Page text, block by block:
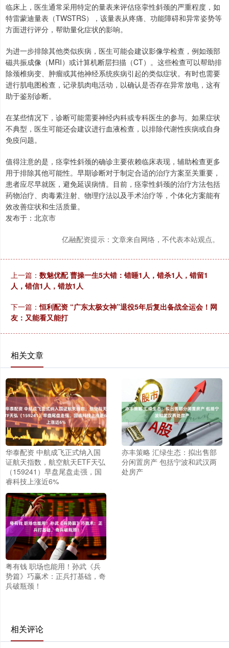
临床上，医生通常采用特定的量表来评估痉挛性斜颈的严重程度，如
特雷蒙迪量表（TWSTRS），该量表从疼痛、功能障碍和异常姿势等
方面进行评分，帮助量化症状的影响。
为进一步排除其他类似疾病，医生可能会建议影像学检查，例如颈部
磁共振成像（MRI）或计算机断层扫描（CT）。这些检查可以帮助排
除颈椎病变、肿瘤或其他神经系统疾病引起的类似症状。有时也需要
进行肌电图检查，记录肌肉电活动，以确认是否存在异常放电，这有
助于鉴别诊断。
在某些情况下，诊断可能需要神经内科或专科医生的参与。如果症状
不典型，医生可能还会建议进行血液检查，以排除代谢性疾病或自身
免疫问题。
值得注意的是，痉挛性斜颈的确诊主要依赖临床表现，辅助检查更多
用于排除其他可能性。早期诊断对于制定合适的治疗方案至关重要，
患者应尽早就医，避免延误病情。目前，痉挛性斜颈的治疗方法包括
药物治疗、肉毒素注射、物理疗法以及手术治疗等，个体化方案能有
效改善症状和生活质量。
发布于：北京市
亿融配资提示：文章来自网络，不代表本站观点。
上一篇： 数魅优配 曹操一生5大错：错睡1人，错杀1人，错留1
人，错信1人，错放1人
下一篇：恒利配资 “广东太极女神”退役5年后复出备战全运会！网
友：又能看又能打
相关文章
华泰配资 中航成飞正式纳入国
证航天指数，航空航天ETF天弘
（159241）早盘尾盘走强，国
睿科技上涨近6%
亦丰策略 汇绿生态：拟出售部
分闲置房产 包括宁波和武汉两
处房产
粤有钱 职场也能用！孙武《兵
势篇》巧赢术：正兵打基础，奇
兵破瓶颈！
相关评论